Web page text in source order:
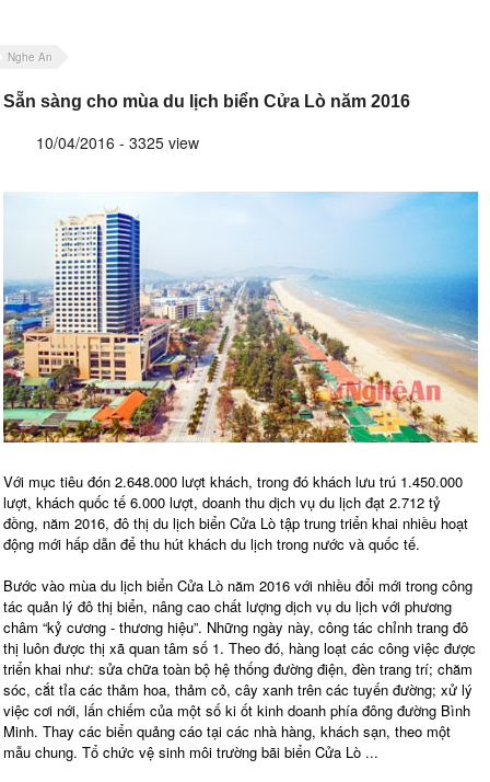
Nghe An
Sẵn sàng cho mùa du lịch biển Cửa Lò năm 2016
10/04/2016 - 3325 view
Với mục tiêu đón 2.648.000 lượt khách, trong đó khách lưu trú 1.450.000
lượt, khách quốc tế 6.000 lượt, doanh thu dịch vụ du lịch đạt 2.712 tỷ
đồng, năm 2016, đô thị du lịch biển Cửa Lò tập trung triển khai nhiều hoạt
động mới hấp dẫn để thu hút khách du lịch trong nước và quốc tế.
Bước vào mùa du lịch biển Cửa Lò năm 2016 với nhiều đổi mới trong công
tác quản lý đô thị biển, nâng cao chất lượng dịch vụ du lịch với phương
châm “kỷ cương - thương hiệu”. Những ngày này, công tác chỉnh trang đô
thị luôn được thị xã quan tâm số 1. Theo đó, hàng loạt các công việc được
triển khai như: sửa chữa toàn bộ hệ thống đường điện, đèn trang trí; chăm
sóc, cắt tỉa các thảm hoa, thảm cỏ, cây xanh trên các tuyến đường; xử lý
việc cơi nới, lấn chiếm của một số ki ốt kinh doanh phía đông đường Bình
Minh. Thay các biển quảng cáo tại các nhà hàng, khách sạn, theo một
mẫu chung. Tổ chức vệ sinh môi trường bãi biển Cửa Lò ...